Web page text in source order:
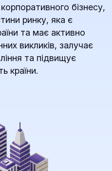
бізнесу,
ринку, яка є
та має активно
викликів, залучає
та підвищує
країни.